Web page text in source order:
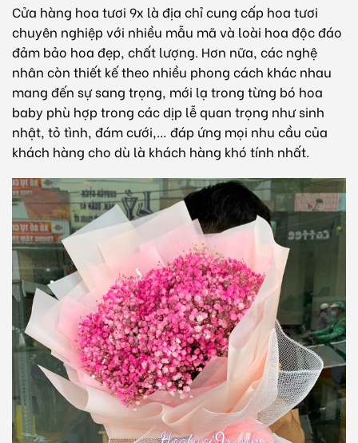
Cửa hàng hoa tươi 9x là địa chỉ cung cấp hoa tươi
chuyên nghiệp với nhiều mẫu mã và loài hoa độc đáo
đảm bảo hoa đẹp, chất lượng. Hơn nữa, các nghệ
nhân còn thiết kế theo nhiều phong cách khác nhau
mang đến sự sang trọng, mới lạ trong từng bó hoa
baby phù hợp trong các dịp lễ quan trọng như sinh
nhật, tỏ tình, đám cưới,… đáp ứng mọi nhu cầu của
khách hàng cho dù là khách hàng khó tính nhất.